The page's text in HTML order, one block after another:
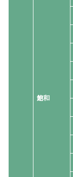
飽和